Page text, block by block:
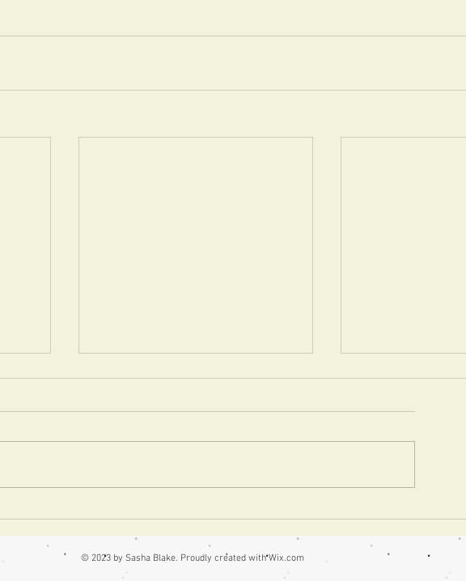
店
次は「阪神の北欧フェア
2025」11/5から
作品も販売し
だ本店 北欧フ
© 2023 by Sasha Blake. Proudly created withWix.com